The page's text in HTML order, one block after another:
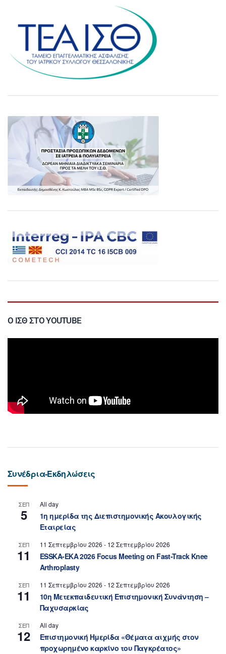
Ο ΙΣΘ ΣΤΟ YOUTUBE
Συνέδρια-Εκδηλώσεις
ΣΕΠ
5
All day
1η ημερίδα της Διεπιστημονικής Ακουλογικής
Εταιρείας
ΣΕΠ
11
11 Σεπτεμβρίου 2026 - 12 Σεπτεμβρίου 2026
ESSKA-EKA 2026 Focus Meeting on Fast-Track Knee
Arthroplasty
ΣΕΠ
11
11 Σεπτεμβρίου 2026 - 12 Σεπτεμβρίου 2026
10η Μετεκπαιδευτική Επιστημονική Συνάντηση –
Παχυσαρκίας
ΣΕΠ
12
All day
Επιστημονική Ημερίδα «Θέματα αιχμής στον
προχωρημένο καρκίνο του Παγκρέατος»